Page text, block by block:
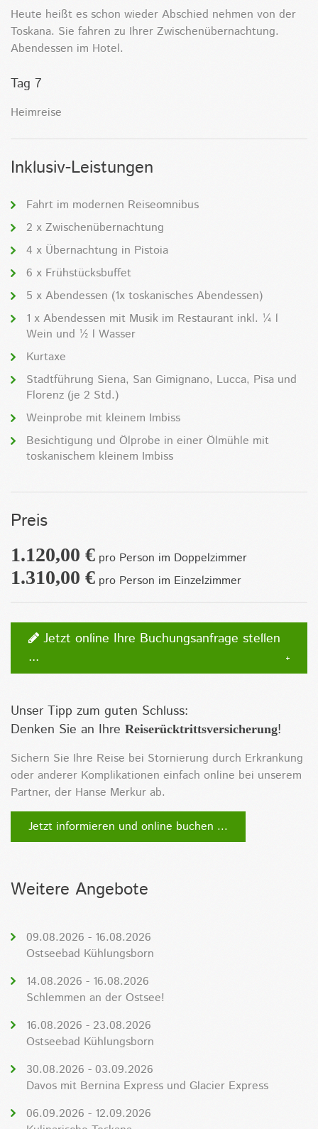
Heute heißt es schon wieder Abschied nehmen von der
Toskana. Sie fahren zu Ihrer Zwischenübernachtung.
Abendessen im Hotel.
Tag 7
Heimreise
Inklusiv-Leistungen
Fahrt im modernen Reiseomnibus
2 x Zwischenübernachtung
4 x Übernachtung in Pistoia
6 x Frühstücksbuffet
5 x Abendessen (1x toskanisches Abendessen)
1 x Abendessen mit Musik im Restaurant inkl. ¼ l
Wein und ½ l Wasser
Kurtaxe
Stadtführung Siena, San Gimignano, Lucca, Pisa und
Florenz (je 2 Std.)
Weinprobe mit kleinem Imbiss
Besichtigung und Ölprobe in einer Ölmühle mit
toskanischem kleinem Imbiss
Preis
1.120,00 € pro Person im Doppelzimmer
1.310,00 € pro Person im Einzelzimmer
Jetzt online Ihre Buchungsanfrage stellen
...
Unser Tipp zum guten Schluss:
Denken Sie an Ihre Reiserücktrittsversicherung!
Sichern Sie Ihre Reise bei Stornierung durch Erkrankung
oder anderer Komplikationen einfach online bei unserem
Partner, der Hanse Merkur ab.
Jetzt informieren und online buchen ...
Weitere Angebote
09.08.2026 - 16.08.2026
Ostseebad Kühlungsborn
14.08.2026 - 16.08.2026
Schlemmen an der Ostsee!
16.08.2026 - 23.08.2026
Ostseebad Kühlungsborn
30.08.2026 - 03.09.2026
Davos mit Bernina Express und Glacier Express
06.09.2026 - 12.09.2026